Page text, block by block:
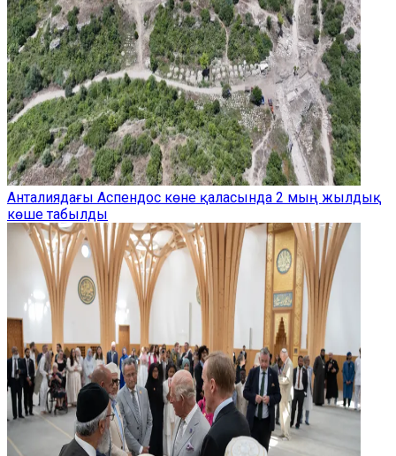
Анталиядағы Аспендос көне қаласында 2 мың жылдық
көше табылды